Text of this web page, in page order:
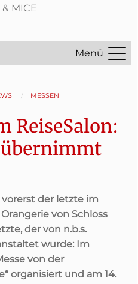
MICE
Menü
MESSEN
ReiseSalon:
übernimmt
vorerst der letzte im
von Schloss
der von n.b.s.
wurde: Im
von der
organisiert und am 14.